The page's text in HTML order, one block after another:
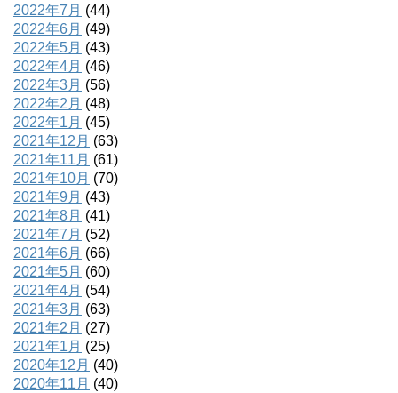
2022年7月 (44)
2022年6月 (49)
2022年5月 (43)
2022年4月 (46)
2022年3月 (56)
2022年2月 (48)
2022年1月 (45)
2021年12月 (63)
2021年11月 (61)
2021年10月 (70)
2021年9月 (43)
2021年8月 (41)
2021年7月 (52)
2021年6月 (66)
2021年5月 (60)
2021年4月 (54)
2021年3月 (63)
2021年2月 (27)
2021年1月 (25)
2020年12月 (40)
2020年11月 (40)